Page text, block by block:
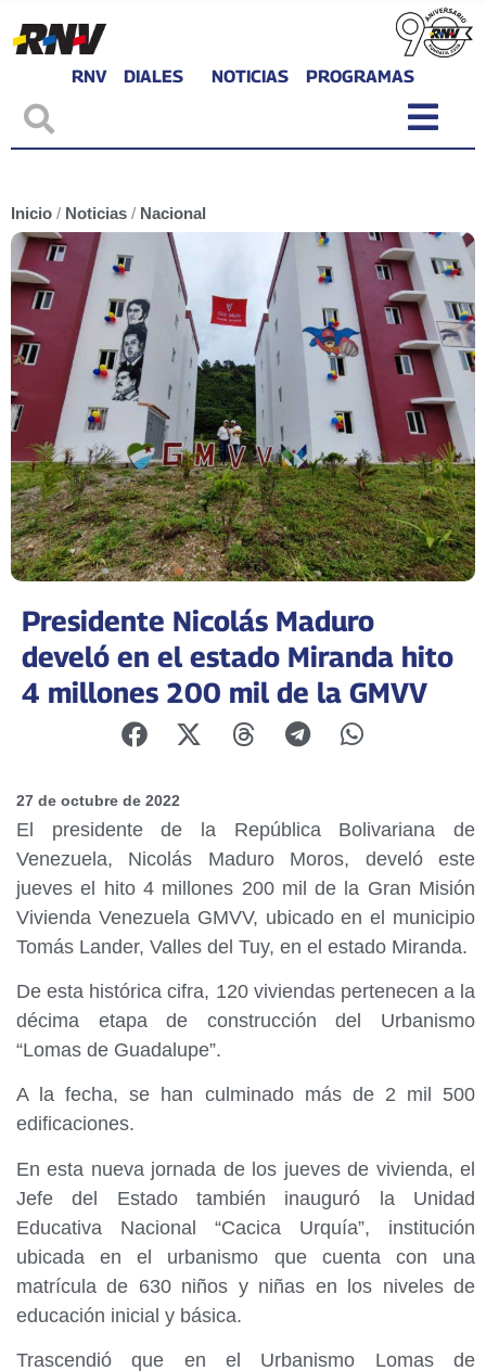
RNV DIALES NOTICIAS PROGRAMAS
Inicio / Noticias / Nacional
Presidente Nicolás Maduro
develó en el estado Miranda hito
4 millones 200 mil de la GMVV
27 de octubre de 2022
El presidente de la República Bolivariana de
Venezuela, Nicolás Maduro Moros, develó este
jueves el hito 4 millones 200 mil de la Gran Misión
Vivienda Venezuela GMVV, ubicado en el municipio
Tomás Lander, Valles del Tuy, en el estado Miranda.
De esta histórica cifra, 120 viviendas pertenecen a la
décima etapa de construcción del Urbanismo
“Lomas de Guadalupe”.
A la fecha, se han culminado más de 2 mil 500
edificaciones.
En esta nueva jornada de los jueves de vivienda, el
Jefe del Estado también inauguró la Unidad
Educativa Nacional “Cacica Urquía”, institución
ubicada en el urbanismo que cuenta con una
matrícula de 630 niños y niñas en los niveles de
educación inicial y básica.
Trascendió que en el Urbanismo Lomas de